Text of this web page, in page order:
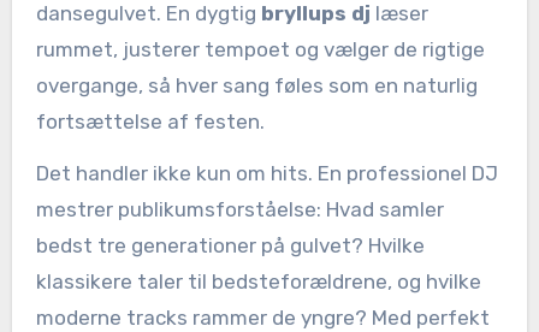
dansegulvet. En dygtig bryllups dj læser
rummet, justerer tempoet og vælger de rigtige
overgange, så hver sang føles som en naturlig
fortsættelse af festen.
Det handler ikke kun om hits. En professionel DJ
mestrer publikumsforståelse: Hvad samler
bedst tre generationer på gulvet? Hvilke
klassikere taler til bedsteforældrene, og hvilke
moderne tracks rammer de yngre? Med perfekt